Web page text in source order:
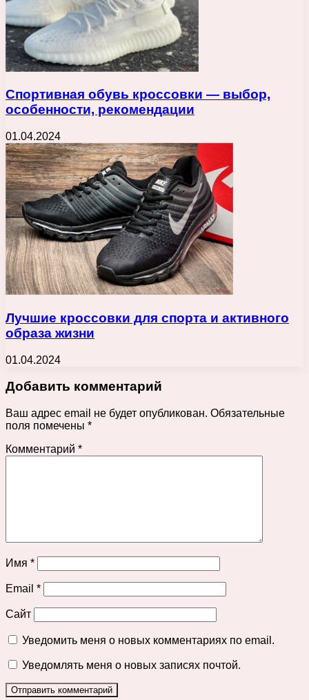
Спортивная обувь кроссовки — выбор,
особенности, рекомендации
01.04.2024
Лучшие кроссовки для спорта и активного
образа жизни
01.04.2024
Добавить комментарий
Ваш адрес email не будет опубликован. Обязательные
поля помечены *
Комментарий *
Имя *
Email *
Сайт
Уведомить меня о новых комментариях по email.
Уведомлять меня о новых записях почтой.